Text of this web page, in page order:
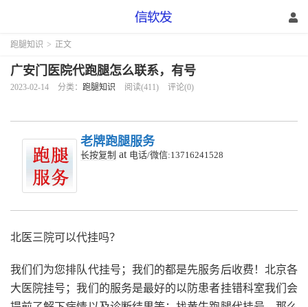
跑腿知识 > 正文
广安门医院代跑腿怎么联系，有号
2023-02-14 分类： 跑腿知识 阅读(411) 评论(0)
老牌跑腿服务
长按复制 at 电话/微信:13716241528
北医三院可以代挂吗？
我们们为您排队代挂号；我们的都是先服务后收费！北京各
大医院挂号；我们的服务是最好的以防患者挂错科室我们会